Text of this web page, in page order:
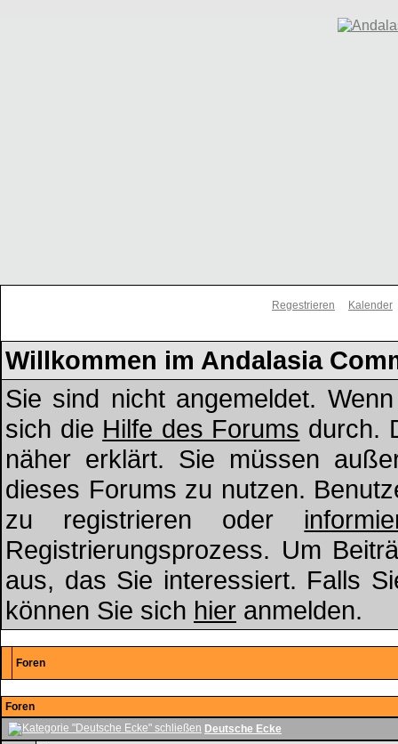
Regestrieren Kalender
Willkommen im Andalasia
Sie sind nicht angemeldet.
sich die Hilfe des Forums durch.
näher erklärt. Sie müssen
dieses Forums zu nutzen.
zu registrieren oder
Registrierungsprozess. Um
aus, das Sie interessiert. Falls
können Sie sich hier anmelden.
Foren
Foren
Deutsche Ecke